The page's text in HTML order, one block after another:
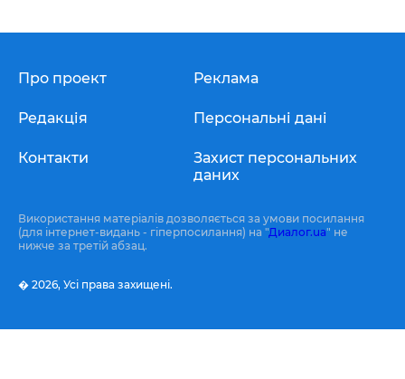
Про проект
Редакція
Контакти
Реклама
Персональні дані
Захист персональних
даних
Використання матеріалів дозволяється за умови посилання
(для інтернет-видань - гіперпосилання) на "Диалог.ua" не
нижче за третій абзац.
� 2026, Усі права захищені.